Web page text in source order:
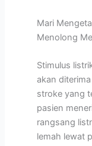
Mari
Menolong
Stimulus
akan
stroke yang
pasien
rangsang
lemah lewat